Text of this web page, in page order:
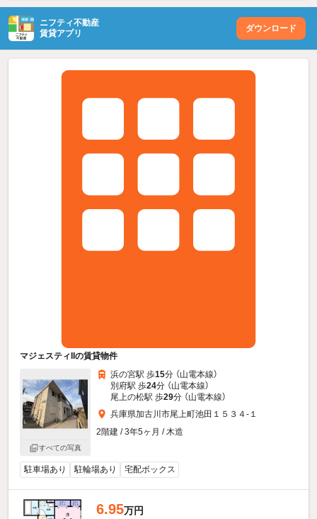
ニフティ不動産
賃貸アプリ
ダウンロード
マジェスティIIの賃貸物件
すべての写真
浜の宮駅 歩15分 （山電本線）
別府駅 歩24分 （山電本線）
尾上の松駅 歩29分 （山電本線）
兵庫県加古川市尾上町池田１５３４-１
2階建 / 3年5ヶ月 / 木造
駐車場あり 駐輪場あり 宅配ボックス
6.95万円